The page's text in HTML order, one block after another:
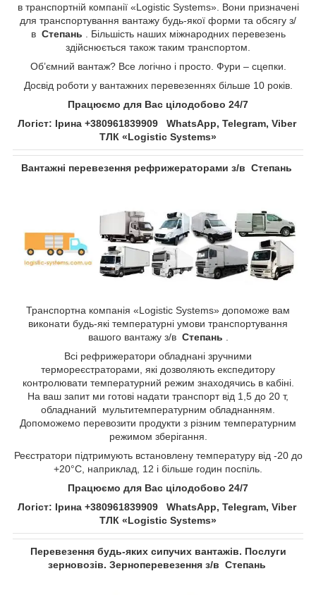
в транспортній компанії «Logistic Systems». Вони призначені
для транспортування вантажу будь-якої форми та обсягу з/
в Степань​​​​​​​
. Більшість наших міжнародних перевезень
здійснюється також таким транспортом.
Об’ємний вантаж? Все логічно і просто. Фури – сцепки.
Досвід роботи у вантажних перевезеннях більше 10 років.
Працюємо для Вас цілодобово 24/7
Логіст: Ірина +380961839909 WhatsApp, Telegram, Viber
ТЛК «Logistic Systems»
Вантажні перевезення рефрижераторами з/в Степань​​​​​​​
Транспортна компанія «Logistic Systems» допоможе вам
виконати будь-які температурні умови транспортування
вашого вантажу з/в Степань​​​​​​​
Всі рефрижератори обладнані зручними
термореєстраторами, які дозволяють експедитору
контролювати температурний режим знаходячись в кабіні.
На ваш запит ми готові надати транспорт від 1,5 до 20 т,
обладнаний мультитемпературним обладнанням.
Допоможемо перевозити продукти з різним температурним
режимом зберігання.
Реєстратори підтримують встановлену температуру від -20 до
+20°С, наприклад, 12 і більше годин поспіль.
Працюємо для Вас цілодобово 24/7
Логіст: Ірина +380961839909 WhatsApp, Telegram, Viber
ТЛК «Logistic Systems»
Перевезення будь-яких сипучих вантажів. Послуги
зерновозів. Зерноперевезення з/в Степань​​​​​​​